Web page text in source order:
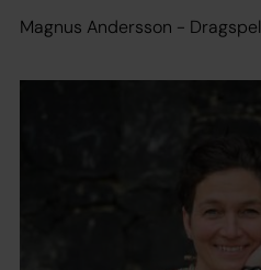
Magnus Andersson - Dragspel